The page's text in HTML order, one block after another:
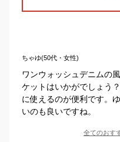
ちゃゆ(50代・女性)
ワンウォッシュデニムの
ケットはいかがでしょう
に使えるのが便利です。
いのも良いですね。
全てのおす